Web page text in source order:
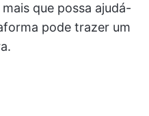
que possa ajudá-
pode trazer um